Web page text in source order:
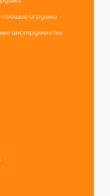
игрушки
инструменты